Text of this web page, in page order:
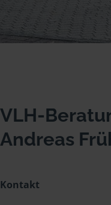
VLH-
Andreas
Kontakt